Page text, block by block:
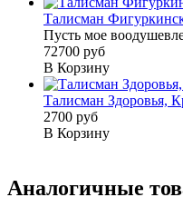
Талисман
Пусть мое
72700 руб
В Корзину
Талисман Здоровья,
2700 руб
В Корзину
Аналогичные